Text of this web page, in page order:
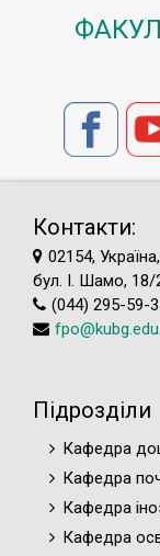
Контакти:
02154,
бул. І. Шамо, 18/
(044) 295-59-
Підрозділи
Кафедра
Кафедра
Кафедра
Кафедра